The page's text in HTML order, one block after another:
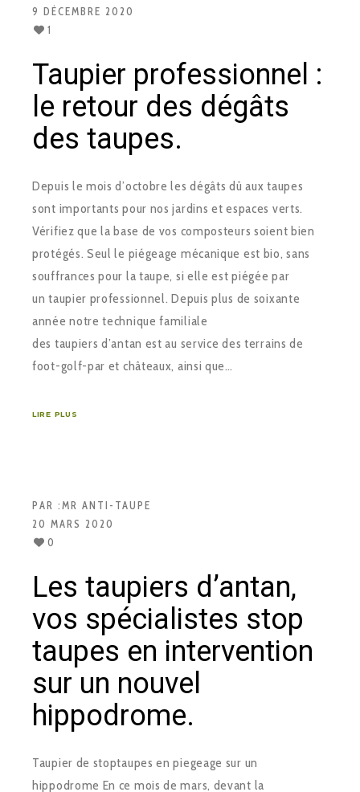
9 DÉCEMBRE 2020
1
Taupier professionnel :
le retour des dégâts
des taupes.
Depuis le mois d’octobre les dégâts dû aux taupes
sont importants pour nos jardins et espaces verts.
Vérifiez que la base de vos composteurs soient bien
protégés. Seul le piégeage mécanique est bio, sans
souffrances pour la taupe, si elle est piégée par
un taupier professionnel. Depuis plus de soixante
année notre technique familiale
des taupiers d’antan est au service des terrains de
foot-golf-par et châteaux, ainsi que…
LIRE PLUS
PAR :MR ANTI-TAUPE
20 MARS 2020
0
Les taupiers d’antan,
vos spécialistes stop
taupes en intervention
sur un nouvel
hippodrome.
Taupier de stoptaupes en piegeage sur un
hippodrome En ce mois de mars, devant la